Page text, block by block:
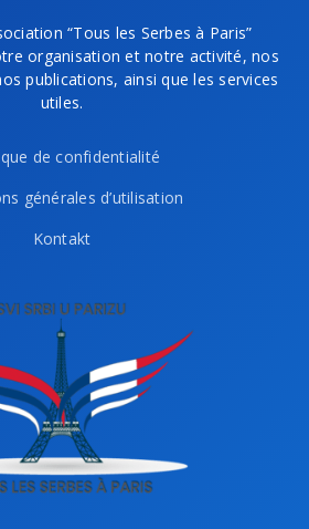
“Tous les Serbes à Paris”
organisation et notre activité, nos
publications, ainsi que les services
utiles.
de confidentialité
générales d’utilisation
Kontakt